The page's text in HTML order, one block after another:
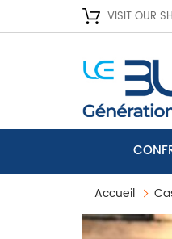
VISIT OUR
Accueil